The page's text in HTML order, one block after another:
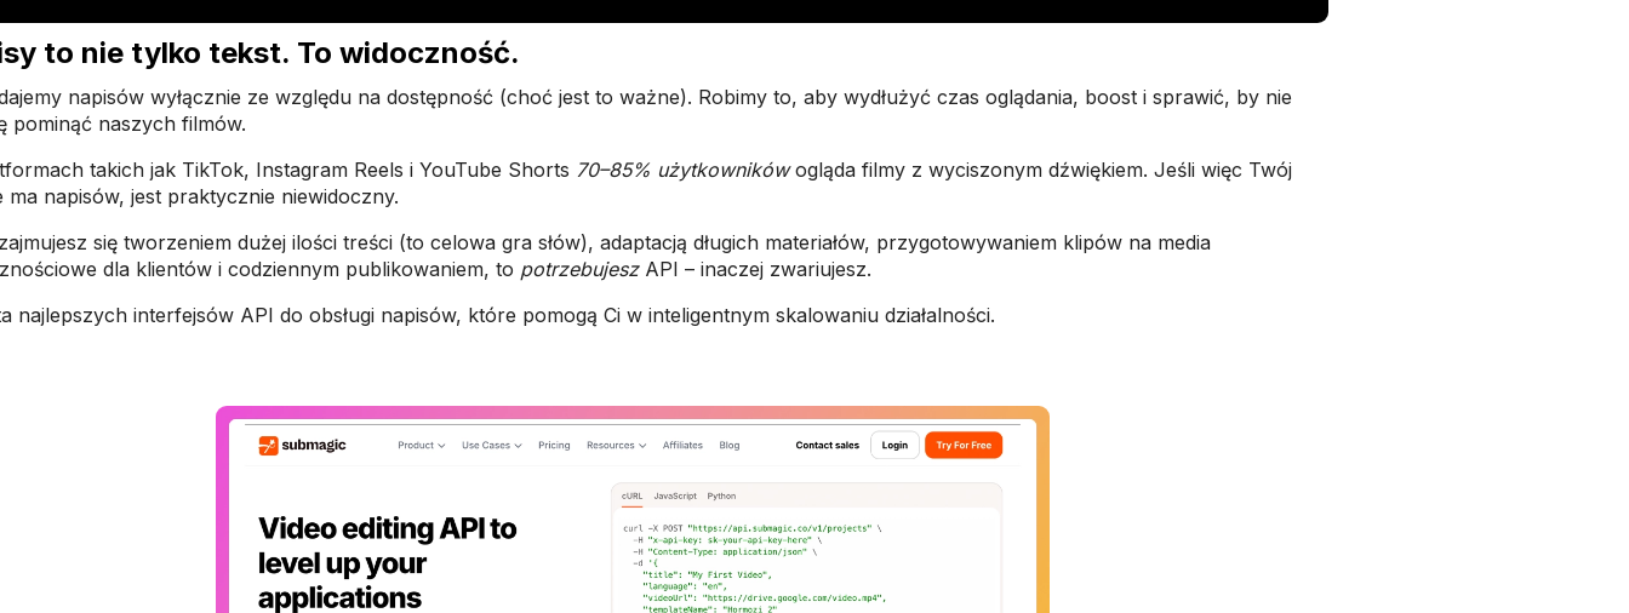
to nie tylko tekst. To widoczność.
napisów wyłącznie ze względu na dostępność (choć jest to ważne). Robimy to, aby wydłużyć czas oglądania, boost i sprawić, by nie
pominąć naszych filmów.
takich jak TikTok, Instagram Reels i YouTube Shorts 70–85% użytkownikówogląda filmy z wyciszonym dźwiękiem. Jeśli więc Twój
ma napisów, jest praktycznie niewidoczny.
się tworzeniem dużej ilości treści (to celowa gra słów), adaptacją długich materiałów, przygotowywaniem klipów na media
dla klientów i codziennym publikowaniem, to potrzebujeszAPI – inaczej zwariujesz.
najlepszych interfejsów API do obsługi napisów, które pomogą Ci w inteligentnym skalowaniu działalności.